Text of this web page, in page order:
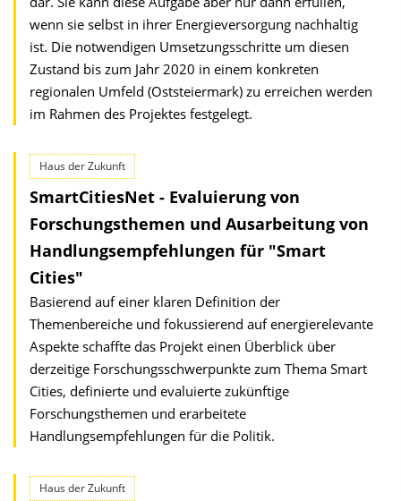
wenn sie selbst in ihrer Energieversorgung nachhaltig
ist. Die notwendigen Umsetzungsschritte um diesen
Zustand bis zum Jahr 2020 in einem konkreten
regionalen Umfeld (Oststeiermark) zu erreichen werden
im Rahmen des Projektes festgelegt.
Haus der Zukunft
SmartCitiesNet - Evaluierung von
Forschungsthemen und Ausarbeitung von
Handlungsempfehlungen für "Smart
Cities"
Basierend auf einer klaren Definition der
Themenbereiche und fokussierend auf energierelevante
Aspekte schaffte das Projekt einen Überblick über
derzeitige Forschungsschwerpunkte zum Thema Smart
Cities, definierte und evaluierte zukünftige
Forschungsthemen und erarbeitete
Handlungsempfehlungen für die Politik.
Haus der Zukunft